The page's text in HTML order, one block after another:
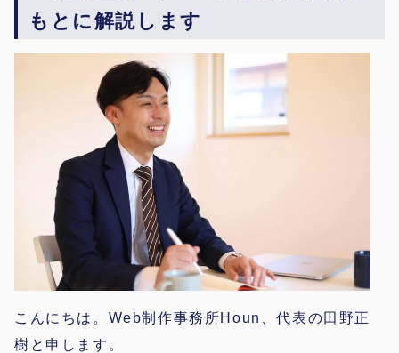
もとに解説します
こんにちは。Web制作事務所Houn、代表の田野正
樹と申します。